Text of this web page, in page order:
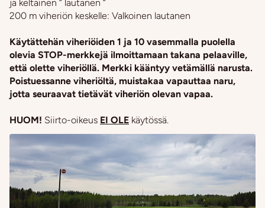
ja keltainen ” lautanen ”
200 m viheriön keskelle: Valkoinen lautanen
Käytättehän viheriöiden 1 ja 10 vasemmalla puolella
olevia STOP-merkkejä ilmoittamaan takana pelaaville,
että olette viheriöllä. Merkki kääntyy vetämällä narusta.
Poistuessanne viheriöltä, muistakaa vapauttaa naru,
jotta seuraavat tietävät viheriön olevan vapaa.
HUOM! Siirto-oikeus EI OLE käytössä.